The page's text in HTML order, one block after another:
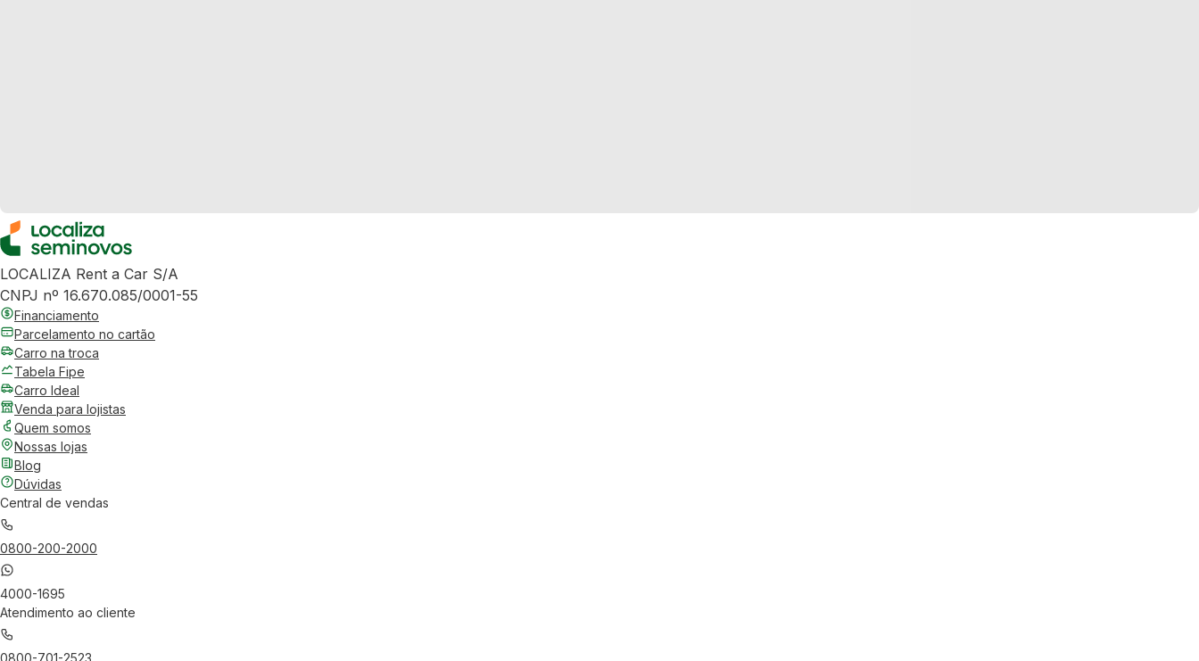
LOCALIZA Rent a Car S/A
CNPJ nº 16.670.085/0001-55
Financiamento
Parcelamento no cartão
Carro na troca
Tabela Fipe
Carro Ideal
Venda para lojistas
Quem somos
Nossas lojas
Blog
Dúvidas
Central de vendas
0800-200-2000
4000-1695
Atendimento ao cliente
0800-701-2523